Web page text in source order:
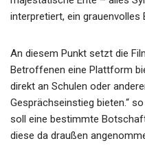
interpretiert, ein grauenvolles
An diesem Punkt setzt die
Betroffenen eine Plattform
direkt an Schulen oder
Gesprächseinstieg bieten.“
soll eine bestimmte
diese da draußen